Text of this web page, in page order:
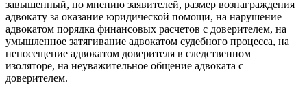
завышенный, по мнению заявителей, размер вознаграждения
адвокату за оказание юридической помощи, на нарушение
адвокатом порядка финансовых расчетов с доверителем, на
умышленное затягивание адвокатом судебного процесса, на
непосещение адвокатом доверителя в следственном
изоляторе, на неуважительное общение адвоката с
доверителем.